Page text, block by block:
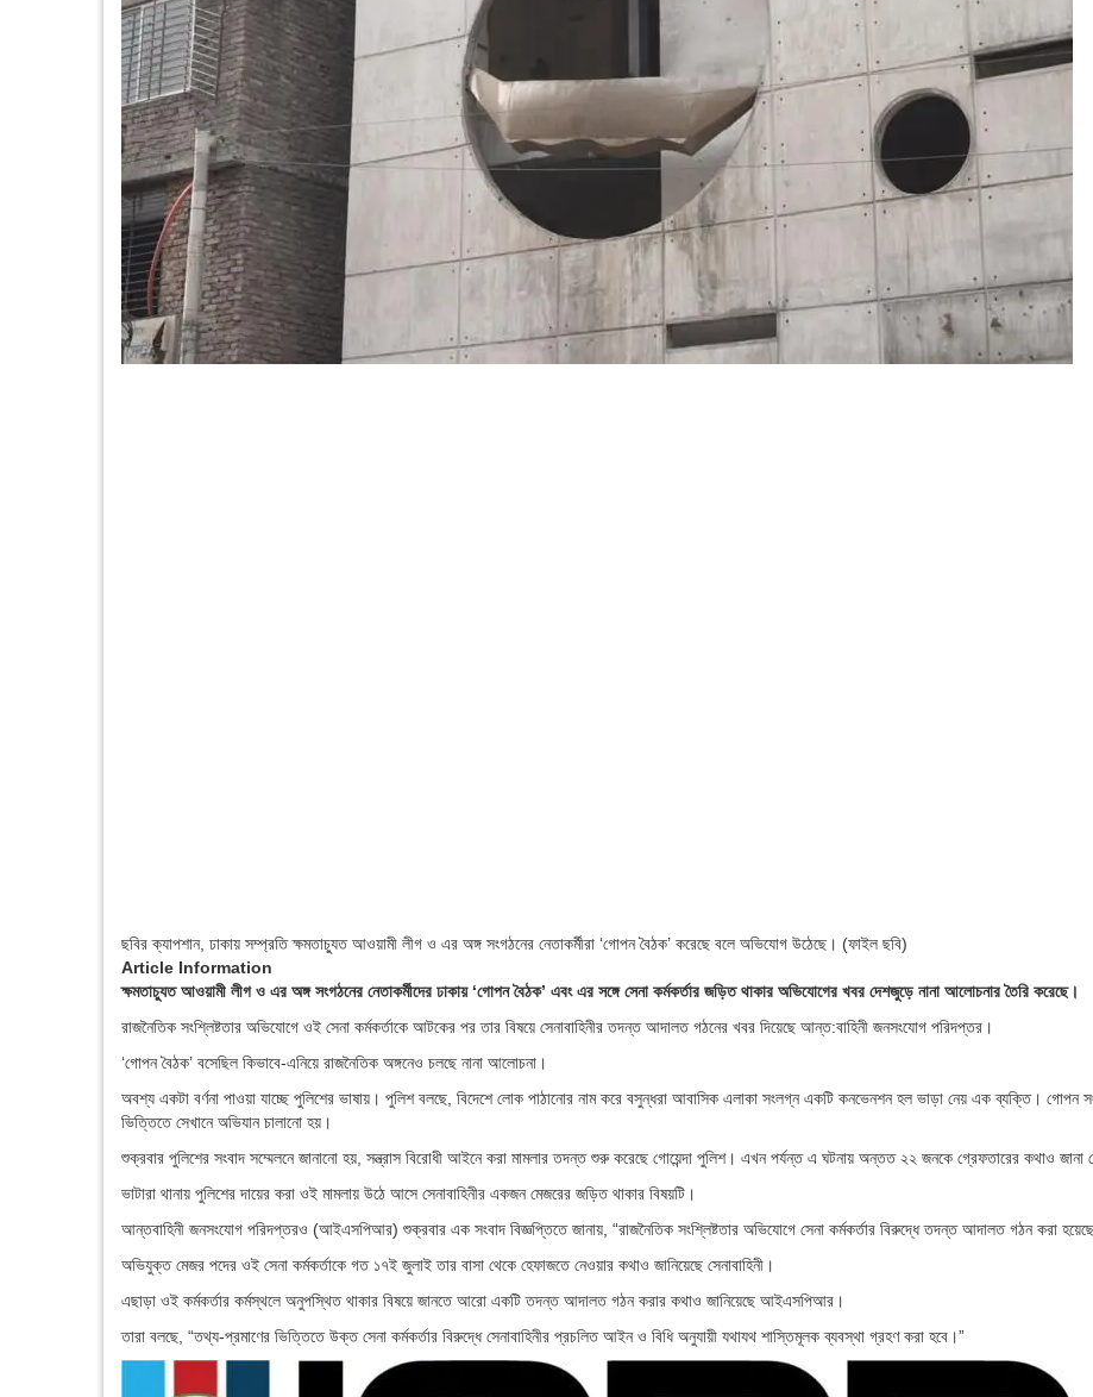
ছবির ক্যাপশান, ঢাকায় সম্প্রতি ক্ষমতাচ্যুত আওয়ামী লীগ ও এর অঙ্গ সংগঠনের নেতাকর্মীরা ‘গোপন বৈঠক’ করেছে বলে অভিযোগ উঠেছে। (ফাইল ছবি)
Article Information
ক্ষমতাচ্যুত আওয়ামী লীগ ও এর অঙ্গ সংগঠনের নেতাকর্মীদের ঢাকায় ‘গোপন বৈঠক’ এবং এর সঙ্গে সেনা কর্মকর্তার জড়িত থাকার অভিযোগের খবর দেশজুড়ে নানা আলোচনার তৈরি করেছে।
রাজনৈতিক সংশ্লিষ্টতার অভিযোগে ওই সেনা কর্মকর্তাকে আটকের পর তার বিষয়ে সেনাবাহিনীর তদন্ত আদালত গঠনের খবর দিয়েছে আন্ত:বাহিনী জনসংযোগ পরিদপ্তর।
‘গোপন বৈঠক’ বসেছিল কিভাবে-এনিয়ে রাজনৈতিক অঙ্গনেও চলছে নানা আলোচনা।
অবশ্য একটা বর্ণনা পাওয়া যাচ্ছে পুলিশের ভাষায়। পুলিশ বলছে, বিদেশে লোক পাঠানোর নাম করে বসুন্ধরা আবাসিক এলাকা সংলগ্ন একটি কনভেনশন হল ভাড়া নেয় এক ব্যক্তি। গোপন
ভিত্তিতে সেখানে অভিযান চালানো হয়।
শুক্রবার পুলিশের সংবাদ সম্মেলনে জানানো হয়, সন্ত্রাস বিরোধী আইনে করা মামলার তদন্ত শুরু করেছে গোয়েন্দা পুলিশ। এখন পর্যন্ত এ ঘটনায় অন্তত ২২ জনকে গ্রেফতারের কথাও জানা
ভাটারা থানায় পুলিশের দায়ের করা ওই মামলায় উঠে আসে সেনাবাহিনীর একজন মেজরের জড়িত থাকার বিষয়টি।
আন্তবাহিনী জনসংযোগ পরিদপ্তরও (আইএসপিআর) শুক্রবার এক সংবাদ বিজ্ঞপ্তিতে জানায়, “রাজনৈতিক সংশ্লিষ্টতার অভিযোগে সেনা কর্মকর্তার বিরুদ্ধে তদন্ত আদালত গঠন করা
অভিযুক্ত মেজর পদের ওই সেনা কর্মকর্তাকে গত ১৭ই জুলাই তার বাসা থেকে হেফাজতে নেওয়ার কথাও জানিয়েছে সেনাবাহিনী।
এছাড়া ওই কর্মকর্তার কর্মস্থলে অনুপস্থিত থাকার বিষয়ে জানতে আরো একটি তদন্ত আদালত গঠন করার কথাও জানিয়েছে আইএসপিআর।
তারা বলছে, “তথ্য-প্রমাণের ভিত্তিতে উক্ত সেনা কর্মকর্তার বিরুদ্ধে সেনাবাহিনীর প্রচলিত আইন ও বিধি অনুযায়ী যথাযথ শাস্তিমূলক ব্যবস্থা গ্রহণ করা হবে।”